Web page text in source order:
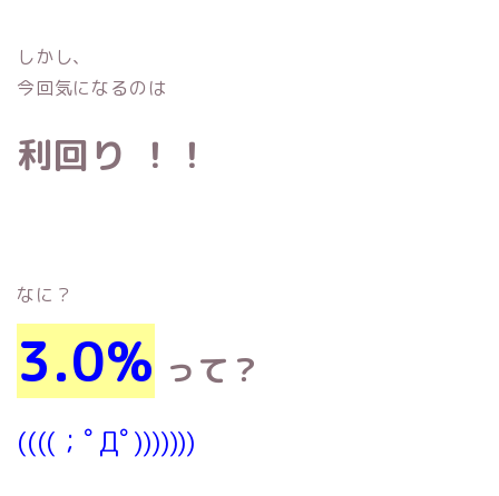
しかし、
今回気になるのは
利回り ！！
なに？
3.0% って？
((((；ﾟДﾟ)))))))